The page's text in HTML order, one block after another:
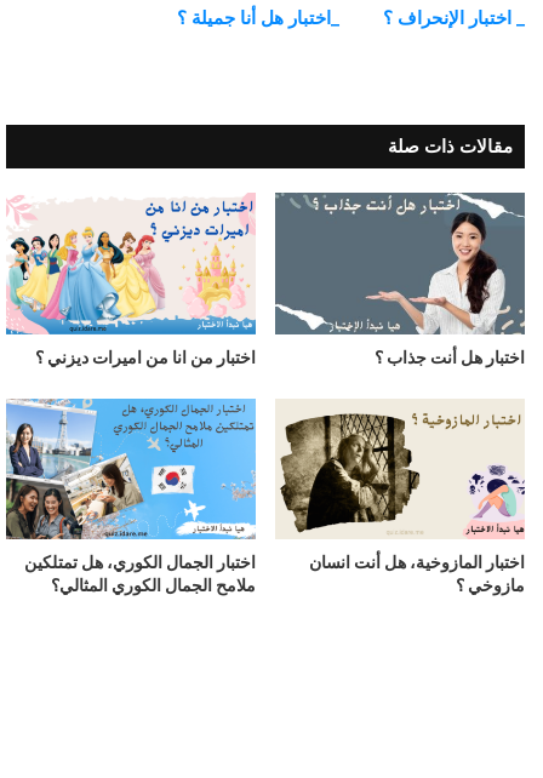
_ اختبار الإنحراف ؟ _اختبار هل أنا جميلة ؟
مقالات ذات صلة
اختبار هل أنت جذاب ؟ اختبار من انا من اميرات ديزني ؟
اختبار المازوخية، هل أنت انسان
مازوخي ؟
اختبار الجمال الكوري، هل تمتلكين
ملامح الجمال الكوري المثالي؟